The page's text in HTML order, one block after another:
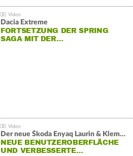
Dacia Extreme
FORTSETZUNG DER SPRING
SAGA MIT DER…
Der neue Škoda Enyaq Laurin & Klement
NEUE BENUTZEROBERFLÄCHE
UND VERBESSERTE…